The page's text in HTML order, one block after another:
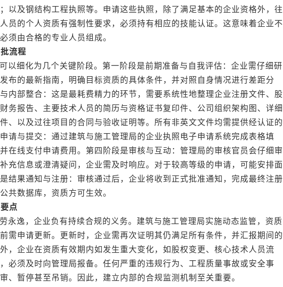
以及钢结构工程执照等。申请这些执照，除了满足基本的企业资格外，往
员的个人资质有强制性要求，必须持有相应的技能认证。这意味着企业不
须由合格的专业人员组成。
流程
细化为几个关键阶段。第一阶段是前期准备与自我评估：企业需仔细研
布的最新指南，明确目标资质的具体条件，并对照自身情况进行差距分
内部整合：这是最耗费精力的环节，需要系统性地整理企业注册文件、股
务报告、主要技术人员的简历与资格证书复印件、公司组织架构图、详细
、以及过往项目的合同与验收证明等。所有非英文文件均需提供经认证的
请与提交：通过建筑与施工管理局的企业执照电子申请系统完成表格填
在线支付申请费用。第四阶段是审核与互动：管理局的审核官员会仔细审
充信息或澄清疑问，企业需及时响应。对于较高等级的申请，可能安排面
结果通知与注册：审核通过后，企业将收到正式批准通知，完成最终注册
共数据库，资质方可生效。
点
逸，企业负有持续合规的义务。建筑与施工管理局实施动态监管，资质
需申请更新。更新时，企业需再次证明其仍满足所有条件，并汇报期间的
，企业在资质有效期内如发生重大变化，如股权变更、核心技术人员流
必须及时向管理局报备。任何严重的违规行为、工程质量事故或安全事
、暂停甚至吊销。因此，建立内部的合规监测机制至关重要。